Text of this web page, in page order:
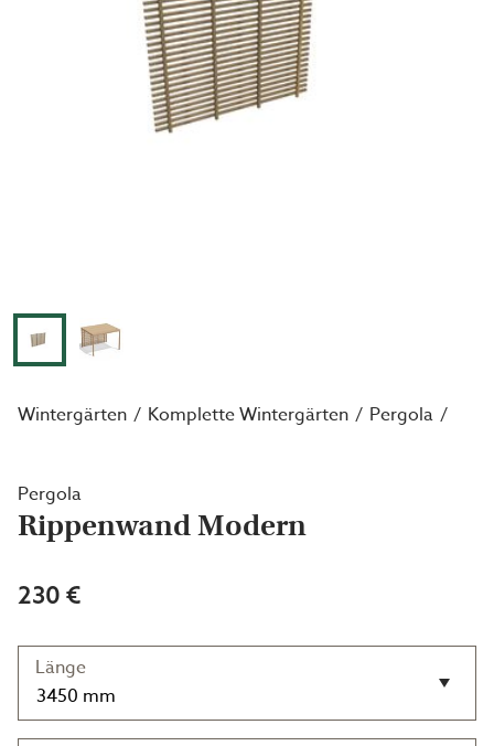
Wintergärten Komplette Wintergärten Pergola
Pergola
Rippenwand Modern
230 €
Länge